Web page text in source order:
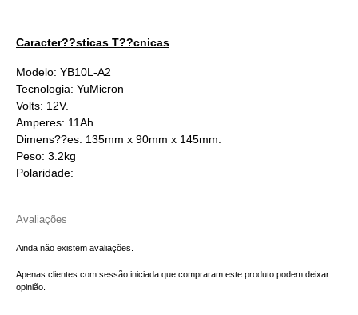
Caracter??sticas T??cnicas
Modelo: YB10L-A2
Tecnologia: YuMicron
Volts: 12V.
Amperes: 11Ah.
Dimens??es: 135mm x 90mm x 145mm
Peso: 3.2kg
Polaridade:
Avaliações
Ainda não existem avaliações.
Apenas clientes com sessão iniciada que compraram este produto podem deixar
opinião.